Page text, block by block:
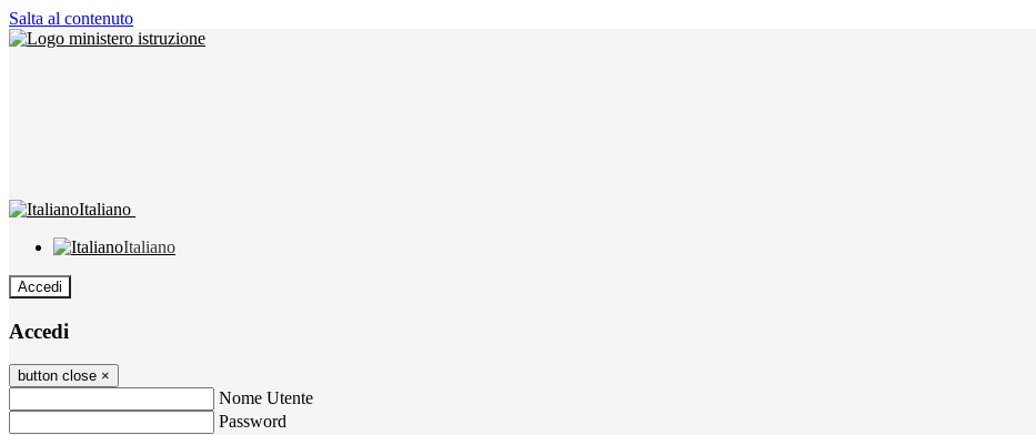
Salta al contenuto
Italiano
Italiano
Accedi
Accedi
button close ×
Nome Utente
Password